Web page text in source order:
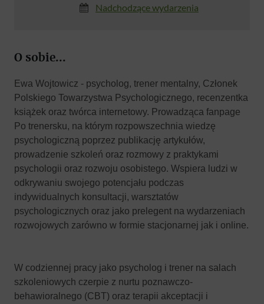
Nadchodzące wydarzenia
O sobie...
Ewa Wojtowicz - psycholog, trener mentalny, Członek
Polskiego Towarzystwa Psychologicznego, recenzentka
książek oraz twórca internetowy. Prowadząca fanpage
Po trenersku, na którym rozpowszechnia wiedzę
psychologiczną poprzez publikację artykułów,
prowadzenie szkoleń oraz rozmowy z praktykami
psychologii oraz rozwoju osobistego. Wspiera ludzi w
odkrywaniu swojego potencjału podczas
indywidualnych konsultacji, warsztatów
psychologicznych oraz jako prelegent na wydarzeniach
rozwojowych zarówno w formie stacjonarnej jak i online.
W codziennej pracy jako psycholog i trener na salach
szkoleniowych czerpie z nurtu poznawczo-
behawioralnego (CBT) oraz terapii akceptacji i